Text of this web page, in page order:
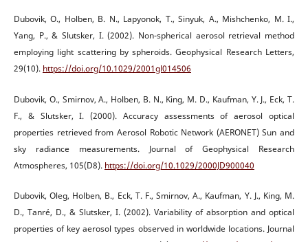
Dubovik, O., Holben, B. N., Lapyonok, T., Sinyuk, A., Mishchenko, M. I.,
Yang, P., & Slutsker, I. (2002). Non-spherical aerosol retrieval method
employing light scattering by spheroids. Geophysical Research Letters,
29(10). https://doi.org/10.1029/2001gl014506
Dubovik, O., Smirnov, A., Holben, B. N., King, M. D., Kaufman, Y. J., Eck, T.
F., & Slutsker, I. (2000). Accuracy assessments of aerosol optical
properties retrieved from Aerosol Robotic Network (AERONET) Sun and
sky radiance measurements. Journal of Geophysical Research
Atmospheres, 105(D8). https://doi.org/10.1029/2000JD900040
Dubovik, Oleg, Holben, B., Eck, T. F., Smirnov, A., Kaufman, Y. J., King, M.
D., Tanré, D., & Slutsker, I. (2002). Variability of absorption and optical
properties of key aerosol types observed in worldwide locations. Journal